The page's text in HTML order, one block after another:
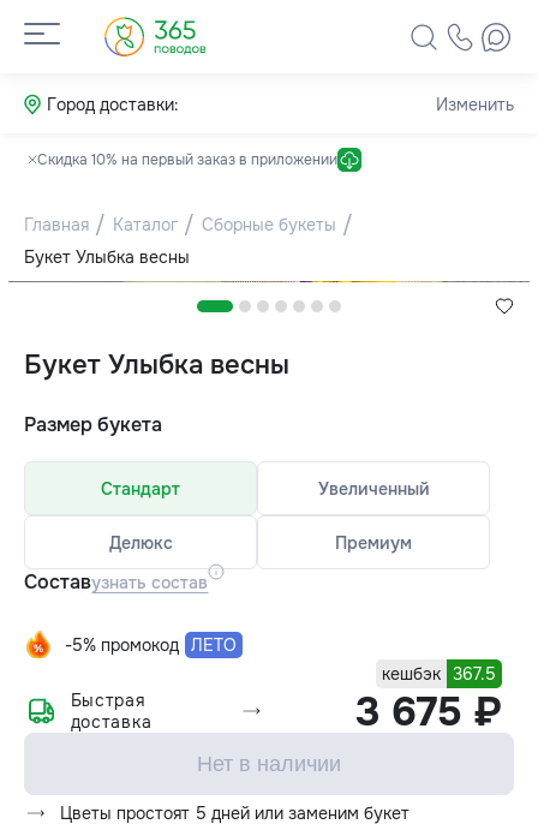
Город доставки: Изменить
Скидка 10% на первый заказ в приложении
Главная Каталог
Сборные букеты
Букет Улыбка весны
Букет Улыбка весны
Размер букета
Стандарт Увеличенный
Делюкс Премиум
Составузнать состав
-5% промокод ЛЕТО
кешбэк 367.5
3 675 ₽
Быстрая
доставка
Нет в наличии
Цветы простоят 5 дней или заменим букет